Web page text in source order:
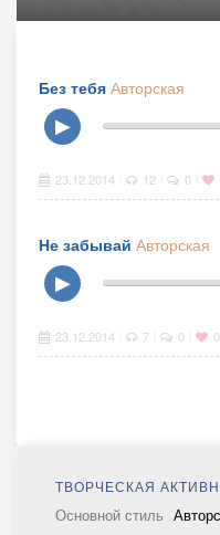
Без тебя Авторская
▶
23.12.2014 12 0
Не забывай Авторская
▶
23.12.2014 7 0 0
ТВОРЧЕСКАЯ
Основной стиль